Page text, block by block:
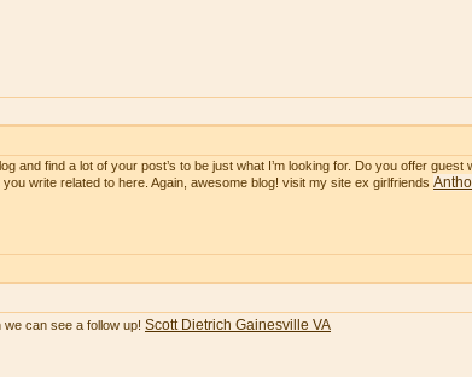
and find a lot of your post’s to be just what I’m looking for. Do you offer
write related to here. Again, awesome blog! visit my site ex girlfriends
can see a follow up! Scott Dietrich Gainesville VA